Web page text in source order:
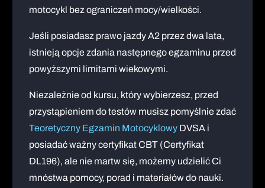
motocykl bez ograniczeń mocy/wielkości.
Jeśli posiadasz prawo jazdy A2 przez dwa lata,
istnieją opcje zdania następnego egzaminu przed
powyższymi limitami wiekowymi.
Niezależnie od kursu, który wybierzesz, przed
przystąpieniem do testów musisz pomyślnie zdać
Teoretyczny Egzamin MotocyklowyDVSA i
posiadać ważny certyfikat CBT (Certyfikat
DL196), ale nie martw się, możemy udzielić Ci
mnóstwa pomocy, porad i materiałów do nauki.